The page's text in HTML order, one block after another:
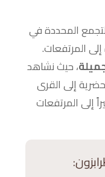
المحددة في
إلى المرتفعات.
، حيث نشاهد
إلى القرى
إلى المرتفعات